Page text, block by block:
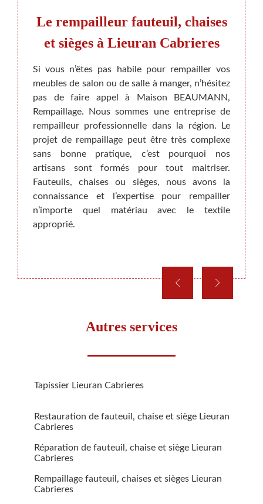
art
en
Ce
Le rempailleur fauteuil, chaises
et sièges à Lieuran Cabrieres
Si vous n’êtes pas habile pour rempailler vos
meubles de salon ou de salle à manger, n’hésitez
pas de faire appel à Maison BEAUMANN,
Rempaillage. Nous sommes une entreprise de
rempailleur professionnelle dans la région. Le
projet de rempaillage peut être très complexe
sans bonne pratique, c’est pourquoi nos
artisans sont formés pour tout maitriser.
Fauteuils, chaises ou sièges, nous avons la
connaissance et l’expertise pour rempailler
n’importe quel matériau avec le textile
approprié.
Où
vos
le
mer.
de
Autres services
Tapissier Lieuran Cabrieres
Restauration de fauteuil, chaise et siège Lieuran
Cabrieres
Réparation de fauteuil, chaise et siège Lieuran
Cabrieres
Rempaillage fauteuil, chaises et sièges Lieuran
Cabrieres